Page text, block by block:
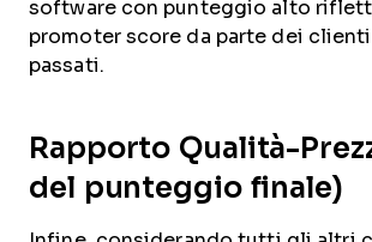
software con punteggio alto
promoter score da parte dei
passati.
Rapporto Qualità-
del punteggio finale)